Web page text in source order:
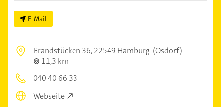
E-Mail
Brandstücken 36,22549 Hamburg (Osdorf)
11,3 km
040 40 66 33
Webseite